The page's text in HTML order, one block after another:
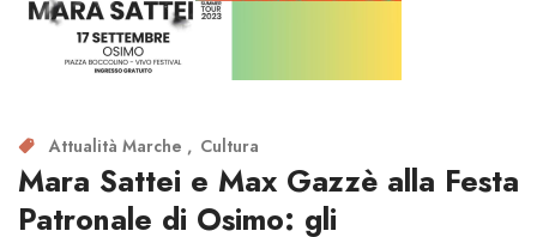
Attualità Marche Cultura
Mara Sattei e Max Gazzè alla Festa
Patronale di Osimo: gli